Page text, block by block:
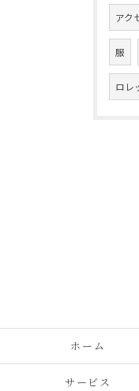
アク
服
ロレ
ホーム
サービス